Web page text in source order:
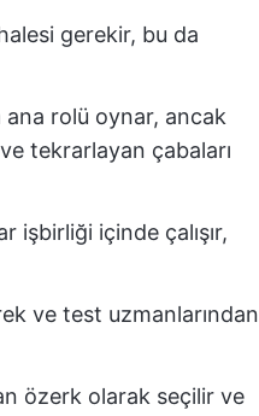
gerekir, bu da
ana rolü oynar, ancak
tekrarlayan çabaları
işbirliği içinde çalışır,
ve test uzmanlarından
özerk olarak seçilir ve